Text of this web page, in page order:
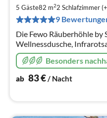
5 Gäste82 m22 Schlafzimmer
9
Die Fewo Räuberhöhle by
Wellnessdusche,
das Hafenbecken und
Besonders
ab 83€/ Nacht